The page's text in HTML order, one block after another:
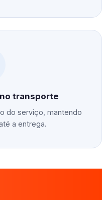
transporte
do serviço, mantendo
a entrega.